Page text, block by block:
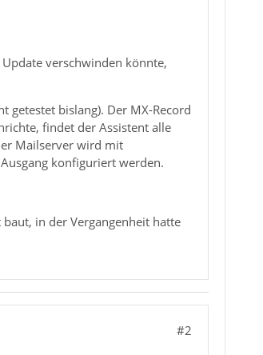
verschwinden könnte,
getestet bislang). Der MX-Record
findet der Assistent alle
Mailserver wird mit
konfiguriert werden.
in der Vergangenheit hatte
#2